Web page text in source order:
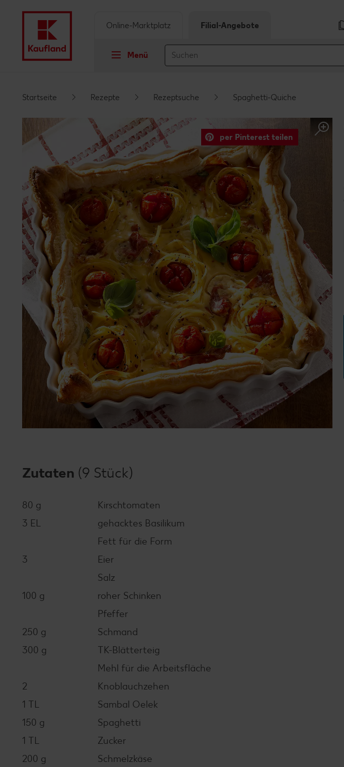
Footer
Schwebender Seitenbereich
Menü
Online-Marktplatz Filial-Angebote
Startseite Rezepte Rezeptsuche Spaghetti-Quiche
per Pinterest teilen
Zutaten (9 Stück)
80 g
Kirschtomaten
3 EL
gehacktes Basilikum
Fett für die Form
3
Eier
Salz
100 g
roher Schinken
Pfeffer
250 g
Schmand
300 g
TK-Blätterteig
Mehl für die Arbeitsfläche
2
Knoblauchzehen
1 TL
Sambal Oelek
150 g
Spaghetti
1 TL
Zucker
200 g
Schmelzkäse